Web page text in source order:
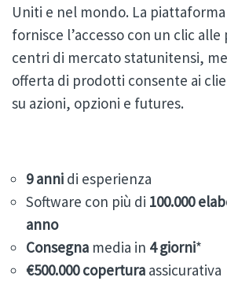
Uniti e nel mondo. La
fornisce l’accesso con un clic
centri di mercato statunitensi,
offerta di prodotti consente ai
su azioni, opzioni e futures.
9anni di esperienza
Software con più di 100.000
anno
Consegna media in 4 giorni*
€500.000 copertura assicurativa